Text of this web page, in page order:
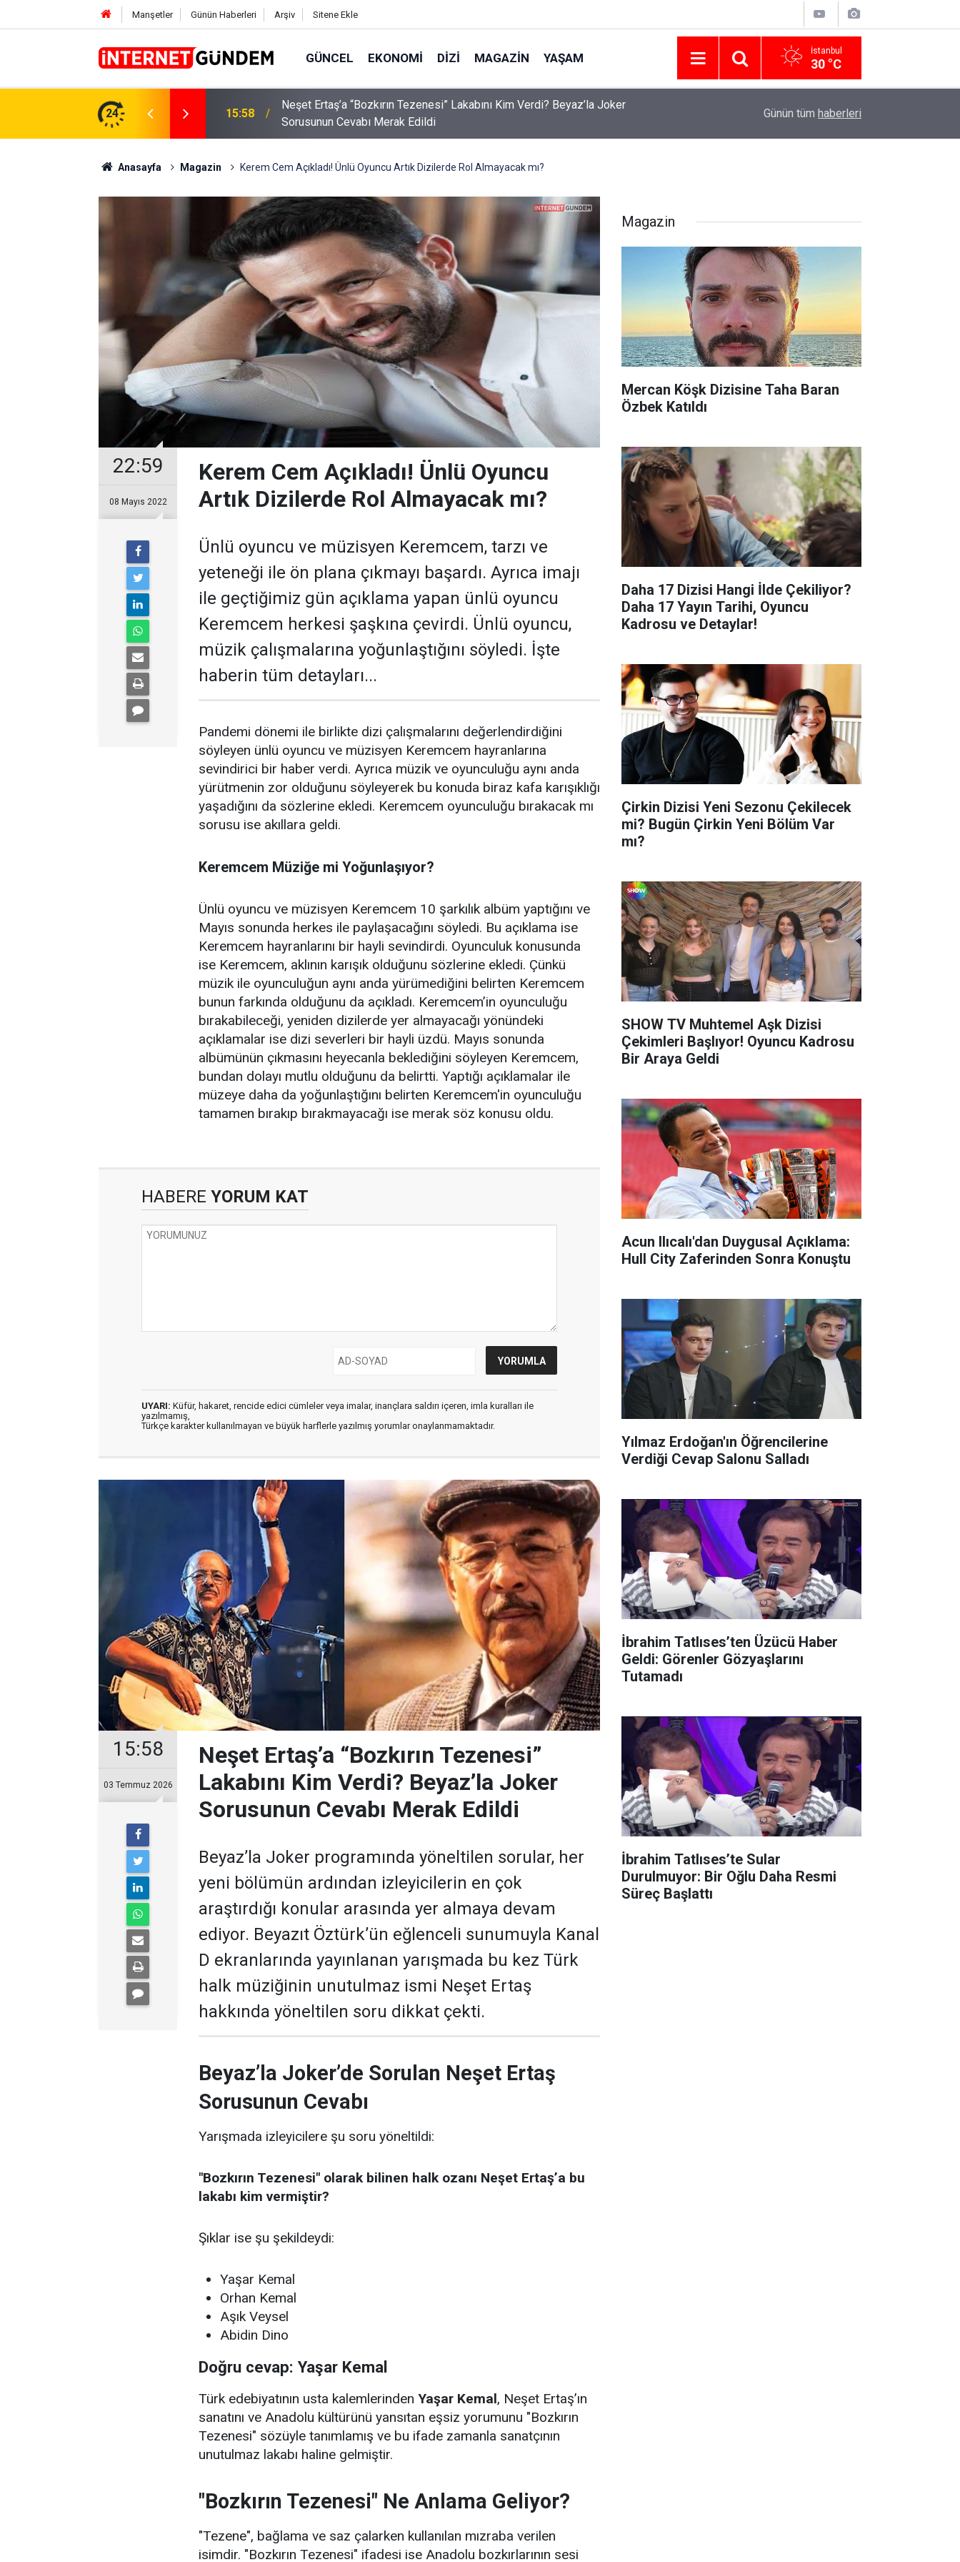
Manşetler Günün Haberleri Arşiv Sitene Ekle
GÜNCEL EKONOMI DIZI MAGAZIN YAŞAM İstanbul
30 °C
24
TL Yükseliyor: İşte Yeni Fiyatlar.. 15:58
Neşet Ertaş’a “Bozkırın Tezenesi” Lakabını Kim Verdi? Beyaz’la Joker
Sorusunun Cevabı Merak Edildi
Günün tüm haberleri
Anasayfa Magazin Kerem Cem Açıkladı! Ünlü Oyuncu Artık Dizilerde Rol Almayacak mı?
22:59
08 Mayıs 2022
Kerem Cem Açıkladı! Ünlü Oyuncu
Artık Dizilerde Rol Almayacak mı?
Ünlü oyuncu ve müzisyen Keremcem, tarzı ve
yeteneği ile ön plana çıkmayı başardı. Ayrıca imajı
ile geçtiğimiz gün açıklama yapan ünlü oyuncu
Keremcem herkesi şaşkına çevirdi. Ünlü oyuncu,
müzik çalışmalarına yoğunlaştığını söyledi. İşte
haberin tüm detayları...
Pandemi dönemi ile birlikte dizi çalışmalarını değerlendirdiğini
söyleyen ünlü oyuncu ve müzisyen Keremcem hayranlarına
sevindirici bir haber verdi. Ayrıca müzik ve oyunculuğu aynı anda
yürütmenin zor olduğunu söyleyerek bu konuda biraz kafa karışıklığı
yaşadığını da sözlerine ekledi. Keremcem oyunculuğu bırakacak mı
sorusu ise akıllara geldi.
Keremcem Müziğe mi Yoğunlaşıyor?
Ünlü oyuncu ve müzisyen Keremcem 10 şarkılık albüm yaptığını ve
Mayıs sonunda herkes ile paylaşacağını söyledi. Bu açıklama ise
Keremcem hayranlarını bir hayli sevindirdi. Oyunculuk konusunda
ise Keremcem, aklının karışık olduğunu sözlerine ekledi. Çünkü
müzik ile oyunculuğun aynı anda yürümediğini belirten Keremcem
bunun farkında olduğunu da açıkladı. Keremcem’in oyunculuğu
bırakabileceği, yeniden dizilerde yer almayacağı yönündeki
açıklamalar ise dizi severleri bir hayli üzdü. Mayıs sonunda
albümünün çıkmasını heyecanla beklediğini söyleyen Keremcem,
bundan dolayı mutlu olduğunu da belirtti. Yaptığı açıklamalar ile
müzeye daha da yoğunlaştığını belirten Keremcem'in oyunculuğu
tamamen bırakıp bırakmayacağı ise merak söz konusu oldu.
HABERE YORUM KAT
UYARI: Küfür, hakaret, rencide edici cümleler veya imalar, inançlara saldırı içeren, imla kuralları ile
yazılmamış,
Türkçe karakter kullanılmayan ve büyük harflerle yazılmış yorumlar onaylanmamaktadır.
15:58
03 Temmuz 2026
Neşet Ertaş’a “Bozkırın Tezenesi”
Lakabını Kim Verdi? Beyaz’la Joker
Sorusunun Cevabı Merak Edildi
Beyaz’la Joker programında yöneltilen sorular, her
yeni bölümün ardından izleyicilerin en çok
araştırdığı konular arasında yer almaya devam
ediyor. Beyazıt Öztürk’ün eğlenceli sunumuyla Kanal
D ekranlarında yayınlanan yarışmada bu kez Türk
halk müziğinin unutulmaz ismi Neşet Ertaş
hakkında yöneltilen soru dikkat çekti.
Beyaz’la Joker’de Sorulan Neşet Ertaş
Sorusunun Cevabı
Yarışmada izleyicilere şu soru yöneltildi:
"Bozkırın Tezenesi" olarak bilinen halk ozanı Neşet Ertaş’a bu
lakabı kim vermiştir?
Şıklar ise şu şekildeydi:
Yaşar Kemal
Orhan Kemal
Aşık Veysel
Abidin Dino
Doğru cevap: Yaşar Kemal
Türk edebiyatının usta kalemlerinden Yaşar Kemal, Neşet Ertaş’ın
sanatını ve Anadolu kültürünü yansıtan eşsiz yorumunu "Bozkırın
Tezenesi" sözüyle tanımlamış ve bu ifade zamanla sanatçının
unutulmaz lakabı haline gelmiştir.
"Bozkırın Tezenesi" Ne Anlama Geliyor?
"Tezene", bağlama ve saz çalarken kullanılan mızraba verilen
isimdir. "Bozkırın Tezenesi" ifadesi ise Anadolu bozkırlarının sesi
Magazin
Mercan Köşk Dizisine Taha Baran
Özbek Katıldı
Daha 17 Dizisi Hangi İlde Çekiliyor?
Daha 17 Yayın Tarihi, Oyuncu
Kadrosu ve Detaylar!
Çirkin Dizisi Yeni Sezonu Çekilecek
mi? Bugün Çirkin Yeni Bölüm Var
mı?
SHOW TV Muhtemel Aşk Dizisi
Çekimleri Başlıyor! Oyuncu Kadrosu
Bir Araya Geldi
Acun Ilıcalı'dan Duygusal Açıklama:
Hull City Zaferinden Sonra Konuştu
Yılmaz Erdoğan'ın Öğrencilerine
Verdiği Cevap Salonu Salladı
İbrahim Tatlıses’ten Üzücü Haber
Geldi: Görenler Gözyaşlarını
Tutamadı
İbrahim Tatlıses’te Sular
Durulmuyor: Bir Oğlu Daha Resmi
Süreç Başlattı